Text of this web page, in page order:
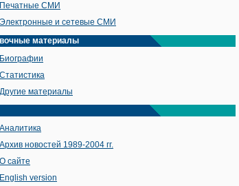
Печатные СМИ
Электронные и сетевые СМИ
материалы
Биографии
Статистика
Другие материалы
Аналитика
Архив новостей 1989-2004 гг.
О сайте
English version